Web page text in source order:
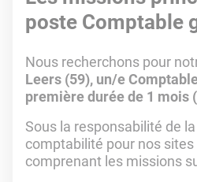
poste Comptable
Nous recherchons pour
Leers (59), un/e
première durée de 1 mois
Sous la responsabilité de
comptabilité pour nos
comprenant les missions